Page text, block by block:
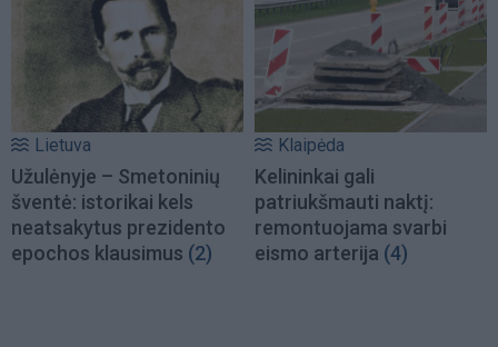
Lietuva
Užulėnyje – Smetoninių
šventė: istorikai kels
neatsakytus prezidento
epochos klausimus (2)
Klaipėda
Kelininkai gali
patriukšmauti naktį:
remontuojama svarbi
eismo arterija (4)